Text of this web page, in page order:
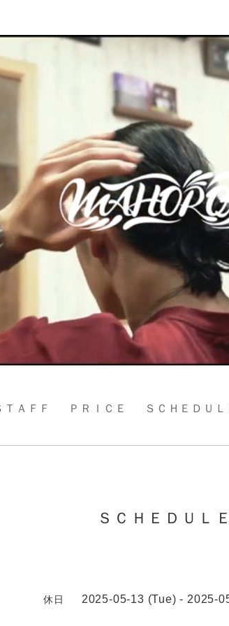
ＴＡＦＦ ＰＲＩＣＥ ＳＣＨＥＤＵＬ
ＳＣＨＥＤＵＬＥ
休日 2025-05-13 (Tue) - 2025-